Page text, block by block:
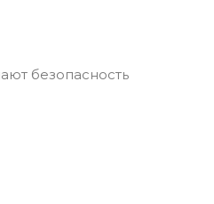
безопасность